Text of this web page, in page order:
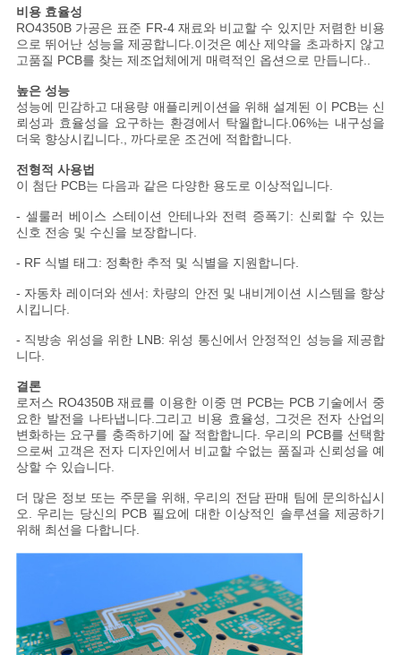
비용 효율성
RO4350B 가공은 표준 FR-4 재료와 비교할 수 있지만 저렴한 비용
으로 뛰어난 성능을 제공합니다.이것은 예산 제약을 초과하지 않고
고품질 PCB를 찾는 제조업체에게 매력적인 옵션으로 만듭니다..
높은 성능
성능에 민감하고 대용량 애플리케이션을 위해 설계된 이 PCB는 신
뢰성과 효율성을 요구하는 환경에서 탁월합니다.06%는 내구성을
더욱 향상시킵니다., 까다로운 조건에 적합합니다.
전형적 사용법
이 첨단 PCB는 다음과 같은 다양한 용도로 이상적입니다.
- 셀룰러 베이스 스테이션 안테나와 전력 증폭기: 신뢰할 수 있는
신호 전송 및 수신을 보장합니다.
- RF 식별 태그: 정확한 추적 및 식별을 지원합니다.
- 자동차 레이더와 센서: 차량의 안전 및 내비게이션 시스템을 향상
시킵니다.
- 직방송 위성을 위한 LNB: 위성 통신에서 안정적인 성능을 제공합
니다.
결론
로저스 RO4350B 재료를 이용한 이중 면 PCB는 PCB 기술에서 중
요한 발전을 나타냅니다.그리고 비용 효율성, 그것은 전자 산업의
변화하는 요구를 충족하기에 잘 적합합니다. 우리의 PCB를 선택함
으로써 고객은 전자 디자인에서 비교할 수없는 품질과 신뢰성을 예
상할 수 있습니다.
더 많은 정보 또는 주문을 위해, 우리의 전담 판매 팀에 문의하십시
오. 우리는 당신의 PCB 필요에 대한 이상적인 솔루션을 제공하기
위해 최선을 다합니다.